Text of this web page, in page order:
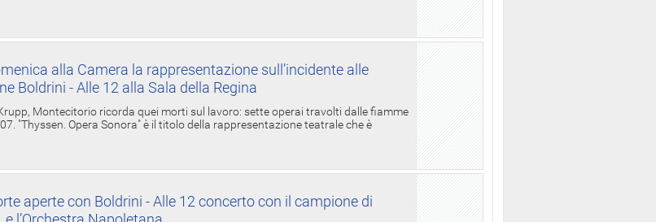
alla Camera la rappresentazione sull’incidente alle
Boldrini - Alle 12 alla Sala della Regina
Montecitorio ricorda quei morti sul lavoro: sette operai travolti dalle fiamme
"Thyssen. Opera Sonora" è il titolo della rappresentazione teatrale che è
aperte con Boldrini - Alle 12 concerto con il campione di